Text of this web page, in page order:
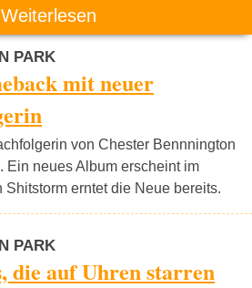
Weiterlesen
PARK
mit neuer
von Chester Bennnington
Ein neues Album erscheint im
Shitstorm erntet die Neue bereits.
PARK
die auf Uhren starren